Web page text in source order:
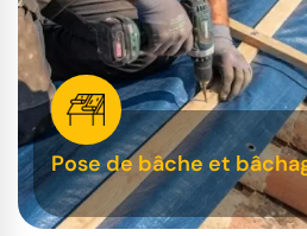
Pose de bâche et